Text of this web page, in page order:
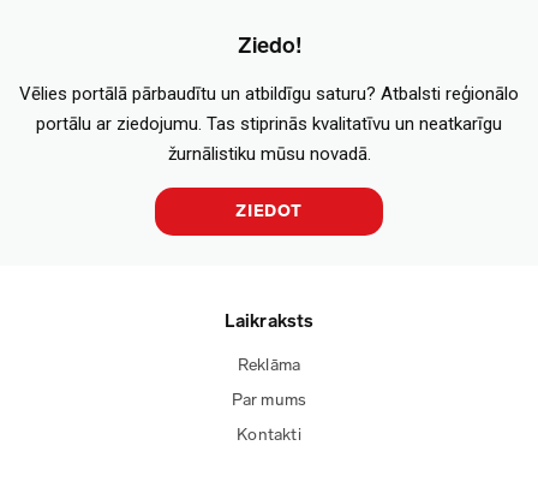
Ziedo!
Vēlies portālā pārbaudītu un atbildīgu saturu? Atbalsti reģionālo
portālu ar ziedojumu. Tas stiprinās kvalitatīvu un neatkarīgu
žurnālistiku mūsu novadā.
ZIEDOT
Laikraksts
Reklāma
Par mums
Kontakti